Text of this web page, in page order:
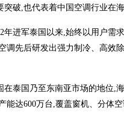
突破,也代表着中国空调行业在海
年进军泰国以来,始终以用户需
调先后研发出强力制冷、高效
在泰国乃至东南亚市场的地位,
能达600万台,覆盖窗机、分体